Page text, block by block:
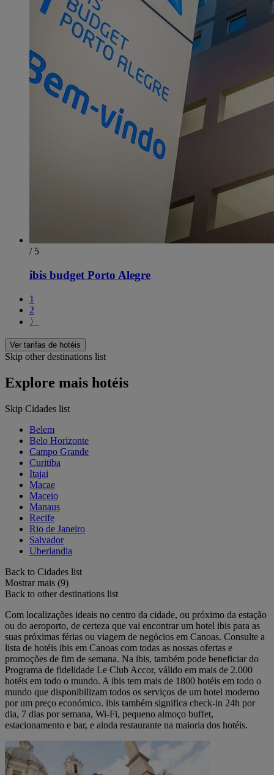
/ 5
ibis budget Porto Alegre
1
2
〉
Ver tarifas de hotéis
Skip other destinations list
Explore mais hotéis
Skip Cidades list
Belem
Belo Horizonte
Campo Grande
Curitiba
Itajai
Macae
Maceio
Manaus
Recife
Rio de Janeiro
Salvador
Uberlandia
Back to Cidades list
Mostrar mais (9)
Back to other destinations list
Com localizações ideais no centro da cidade, ou próximo da estação
ou do aeroporto, de certeza que vai encontrar um hotel ibis para as
suas próximas férias ou viagem de negócios em Canoas. Consulte a
lista de hotéis ibis em Canoas com todas as nossas ofertas e
promoções de fim de semana. Na ibis, também pode beneficiar do
Programa de fidelidade Le Club Accor, válido em mais de 2.000
hotéis em todo o mundo. A ibis tem mais de 1800 hotéis em todo o
mundo que disponibilizam todos os serviços de um hotel moderno
por um preço económico. ibis também significa check-in 24h por
dia, 7 dias por semana, Wi-Fi, pequeno almoço buffet,
estacionamento e bar, e ainda restaurante na maioria dos hotéis.